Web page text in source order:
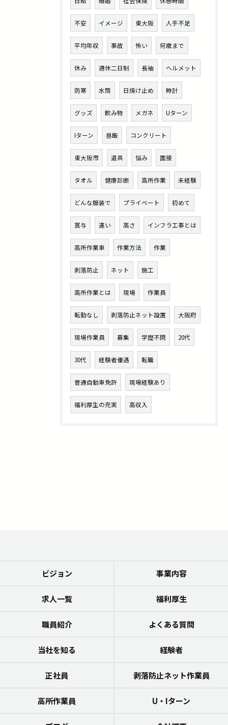
不安 イメージ 東大阪 人手不足
平均年収 事故 怖い 何歳まで
休み 週休二日制 長袖 ヘルメット
防寒 水筒 日焼け止め 時計
グッズ 飲み物 メガネ Uターン
Iターン 昼飯 コンクリート
東大阪市 道具 悩み 面接
タオル 健康診断 高所作業 未経験
どんな服装で プライベート 初めて
賞与 違い 高さ インフラ工事とは
高所作業車 作業方法 作業
剥落防止 ネット 施工
高所作業とは 現場 作業員
転勤なし 剥落防止ネット設置 大阪府
現場作業員 募集 学歴不問 20代
30代 経験者優遇 転職
普通自動車免許 現場経験あり
福利厚生の充実 高収入
ビジョン 事業内容
求人一覧 福利厚生
職員紹介 よくある質問
当社を知る 経験者
正社員 剥落防止ネット作業員
高所作業員 U・Iターン